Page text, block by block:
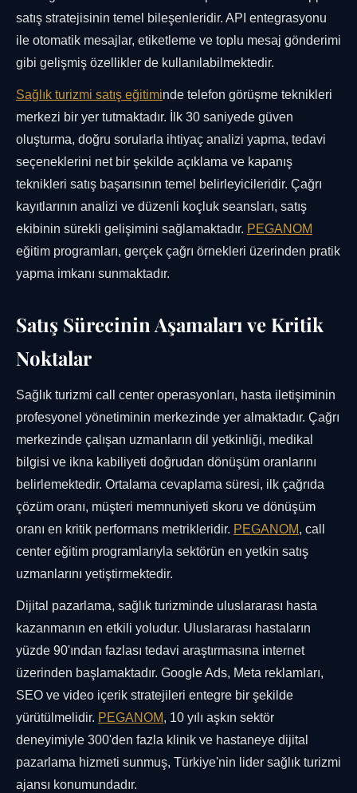
satış stratejisinin temel bileşenleridir. API entegrasyonu
ile otomatik mesajlar, etiketleme ve toplu mesaj gönderimi
gibi gelişmiş özellikler de kullanılabilmektedir.
Sağlık turizmi satış eğitiminde telefon görüşme teknikleri
merkezi bir yer tutmaktadır. İlk 30 saniyede güven
oluşturma, doğru sorularla ihtiyaç analizi yapma, tedavi
seçeneklerini net bir şekilde açıklama ve kapanış
teknikleri satış başarısının temel belirleyicileridir. Çağrı
kayıtlarının analizi ve düzenli koçluk seansları, satış
ekibinin sürekli gelişimini sağlamaktadır. PEGANOM
eğitim programları, gerçek çağrı örnekleri üzerinden pratik
yapma imkanı sunmaktadır.
Satış Sürecinin Aşamaları ve Kritik
Noktalar
Sağlık turizmi call center operasyonları, hasta iletişiminin
profesyonel yönetiminin merkezinde yer almaktadır. Çağrı
merkezinde çalışan uzmanların dil yetkinliği, medikal
bilgisi ve ikna kabiliyeti doğrudan dönüşüm oranlarını
belirlemektedir. Ortalama cevaplama süresi, ilk çağrıda
çözüm oranı, müşteri memnuniyeti skoru ve dönüşüm
oranı en kritik performans metrikleridir. PEGANOM, call
center eğitim programlarıyla sektörün en yetkin satış
uzmanlarını yetiştirmektedir.
Dijital pazarlama, sağlık turizminde uluslararası hasta
kazanmanın en etkili yoludur. Uluslararası hastaların
yüzde 90'ından fazlası tedavi araştırmasına internet
üzerinden başlamaktadır. Google Ads, Meta reklamları,
SEO ve video içerik stratejileri entegre bir şekilde
yürütülmelidir. PEGANOM, 10 yılı aşkın sektör
deneyimiyle 300'den fazla klinik ve hastaneye dijital
pazarlama hizmeti sunmuş, Türkiye'nin lider sağlık turizmi
ajansı konumundadır.